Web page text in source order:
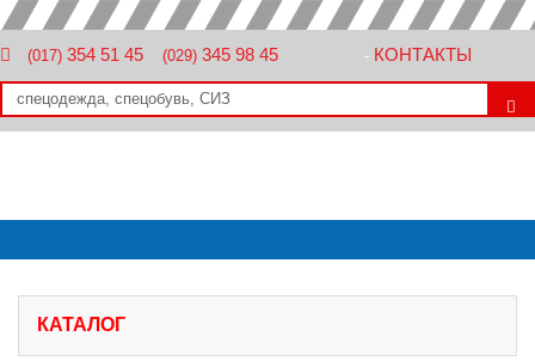
(017) 354 51 45 (029) 345 98 45 - КОНТАКТЫ
КАТАЛОГ